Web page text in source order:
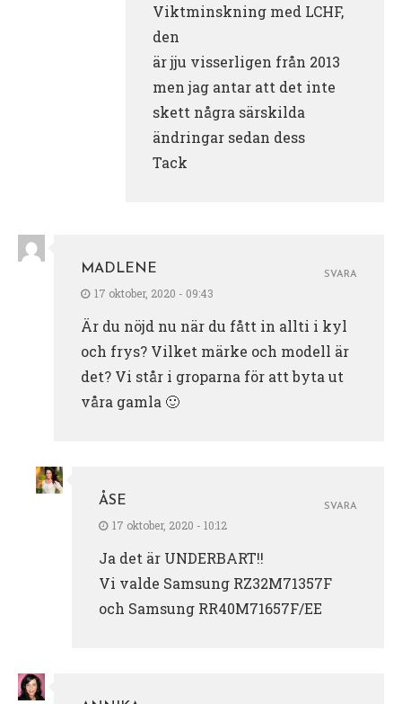
Viktminskning med LCHF,
den
är jju visserligen från 2013
men jag antar att det inte
skett några särskilda
ändringar sedan dess
Tack
MADLENE
17 oktober, 2020 - 09:43
Är du nöjd nu när du fått in allti i kyl
och frys? Vilket märke och modell är
det? Vi står i groparna för att byta ut
våra gamla 🙂
SVARA
ÅSE
17 oktober, 2020 - 10:12
Ja det är UNDERBART!!
Vi valde Samsung RZ32M71357F
och Samsung RR40M71657F/EE
SVARA